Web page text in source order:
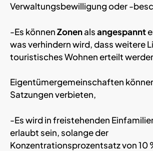
Verwaltungsbewilligung oder -
-Es könnenZonenalsangespannt
was verhindern wird, dass weitere
touristisches Wohnen erteilt
Eigentümergemeinschaften
Satzungen verbieten,
-Es wird in freistehenden
erlaubt sein, solange der
Konzentrationsprozentsatz von 10